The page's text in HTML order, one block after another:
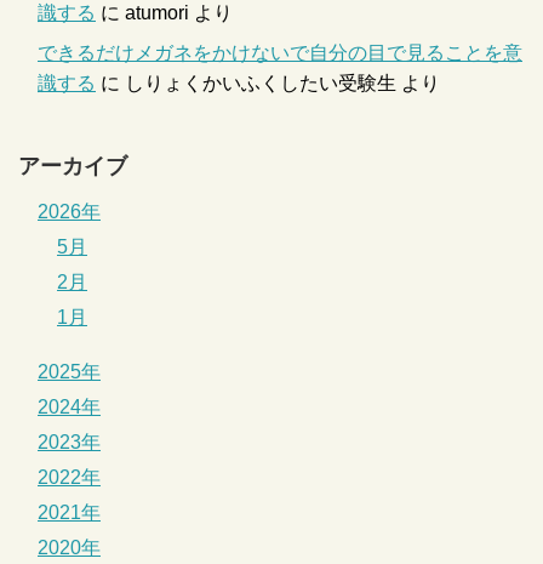
識する に atumori より
できるだけメガネをかけないで自分の目で見ることを意
識する に しりょくかいふくしたい受験生 より
アーカイブ
2026年
5月
2月
1月
2025年
2024年
2023年
2022年
2021年
2020年